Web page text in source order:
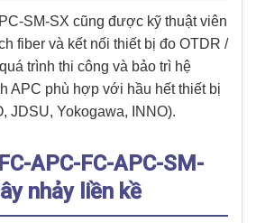
SM-SX cũng được kỹ thuật viên
fiber và kết nối thiết bị đo OTDR /
trình thi công và bảo trì hệ
APC phù hợp với hầu hết thiết bị
JDSU, Yokogawa, INNO).
APC-FC-APC-SM-
nhảy liền kề